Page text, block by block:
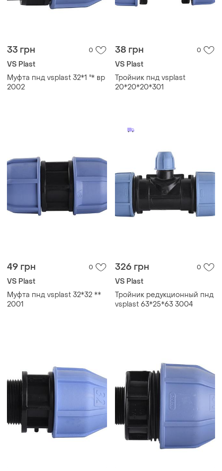
33 грн 0
VS Plast
Муфта пнд vsplast 32*1 ''* вр
2002
38 грн 0
VS Plast
Тройник пнд vsplast
20*20*20*301
49 грн 0
VS Plast
Муфта пнд vsplast 32*32 **
2001
326 грн 0
VS Plast
Тройник редукционный пнд
vsplast 63*25*63 3004